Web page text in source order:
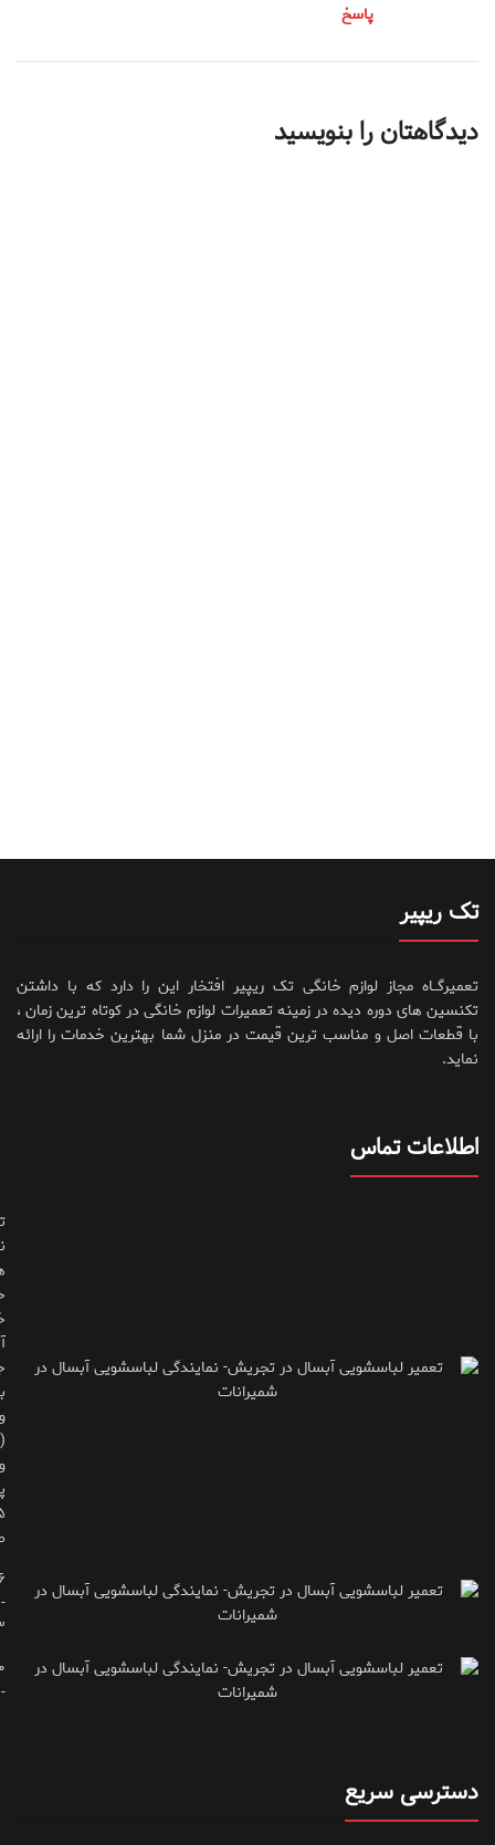
پاسخ
دیدگاهتان را بنویسید
تک ریپیر
تعمیرگــاه مجاز لوازم خانگی تک ریپیر افتخار این را دارد که با داشتن
تکنسین های دوره دیده در زمینه تعمیرات لوازم خانگی در کوتاه ترین زمان ،
با قطعات اصل و مناسب ترین قیمت در منزل شما بهترین خدمات را ارائه
نماید.
اطلاعات تماس
-
-
دسترسی سریع